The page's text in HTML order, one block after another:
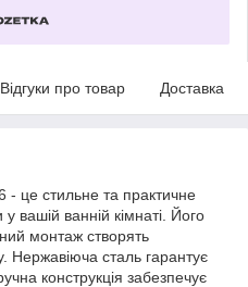
Відгуки про товар Доставка
- це стильне та практичне
вашій ванній кімнаті. Його
монтаж створять
Нержавіюча сталь гарантує
конструкція забезпечує